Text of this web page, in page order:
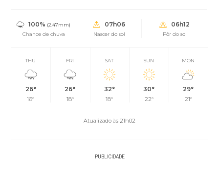
100% (2.47mm)
Chance de chuva
07h06
Nascer do sol
06h12
Pôr do sol
THU
26°
16°
FRI
26°
18°
SAT
32°
18°
SUN
30°
22°
MON
29°
21°
Atualizado às 21h02
PUBLICIDADE